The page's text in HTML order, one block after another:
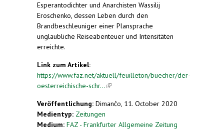
Esperantodichter und Anarchisten Wassilij
Eroschenko, dessen Leben durch den
Brandbeschleuniger einer Plansprache
unglaubliche Reiseabenteuer und Intensitäten
erreichte.
Link zum Artikel:
https://www.faz.net/aktuell/feuilleton/buecher/der-
oesterreichische-schr...(link is external)
Veröffentlichung: Dimanĉo, 11. October 2020
Medientyp: Zeitungen
Medium: FAZ - Frankfurter Allgemeine Zeitung